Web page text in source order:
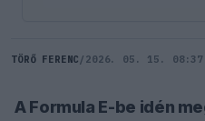
TÖRŐ FERENC / 2026. 05. 15. 08:37
A Formula E-be idén